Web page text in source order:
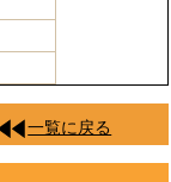
一覧に戻る